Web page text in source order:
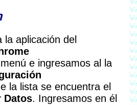
la aplicación del
e ingresamos al la
la lista se encuentra el
Datos. Ingresamos en él